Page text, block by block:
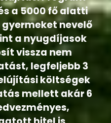
a 5000 fő alatti
nevelő
a nyugdíjasok
vissza nem
legfeljebb 3
költségek
mellett akár 6